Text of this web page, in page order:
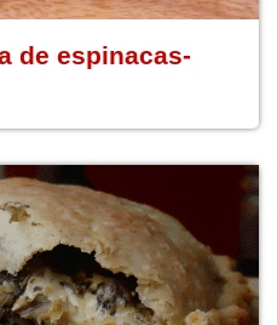
de espinacas-